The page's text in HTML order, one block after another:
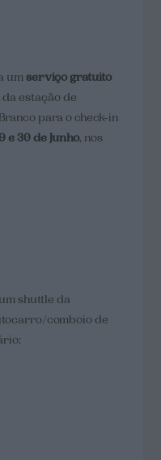
umserviço gratuito
da estação de
para o check-in
e 30 de Junho, nos
shuttle da
comboio de